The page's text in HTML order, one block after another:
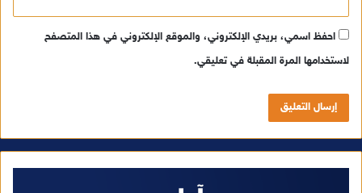
احفظ اسمي، بريدي الإلكتروني، والموقع الإلكتروني في هذا المتصفح
لاستخدامها المرة المقبلة في تعليقي.